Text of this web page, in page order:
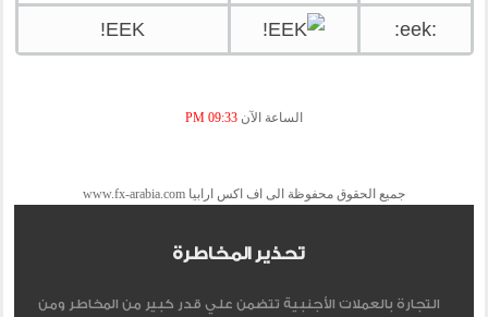
:eek:
EEK!
الساعة الآن 09:33 PM
جميع الحقوق محفوظة الى اف اكس ارابيا www.fx-arabia.com
تحذير المخاطرة
التجارة بالعملات الأجنبية تتضمن علي قدر كبير من المخاطر ومن